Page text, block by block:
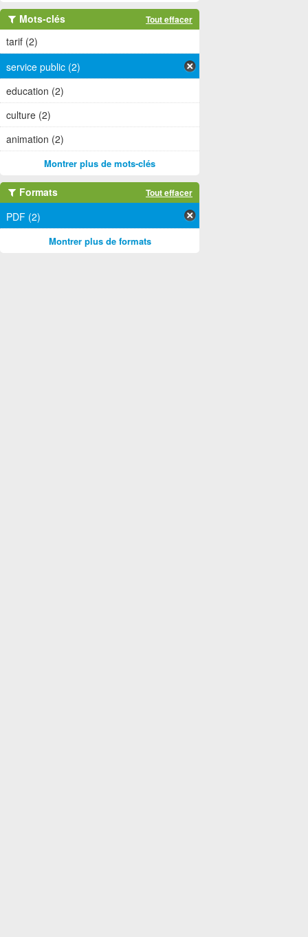
Mots-clés Tout effacer
tarif (2)
service public (2)
education (2)
culture (2)
animation (2)
Montrer plus de mots-clés
Formats Tout effacer
PDF (2)
Montrer plus de formats